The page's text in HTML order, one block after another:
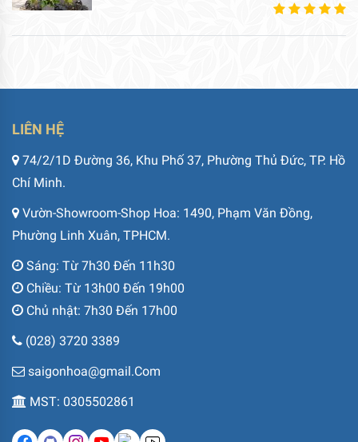
LIÊN HỆ
74/2/1D Đường 36, Khu Phố 37, Phường Thủ Đức, TP. Hồ
Chí Minh.
Vườn-Showroom-Shop Hoa: 1490, Phạm Văn Đồng,
Phường Linh Xuân, TPHCM.
Sáng: Từ 7h30 Đến 11h30
Chiều: Từ 13h00 Đến 19h00
Chủ nhật: 7h30 Đến 17h00
(028) 3720 3389
saigonhoa@gmail.Com
MST: 0305502861